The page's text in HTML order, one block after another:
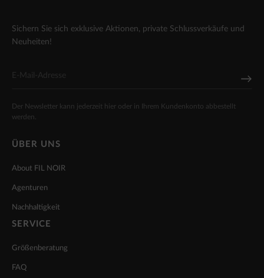
Sichern Sie sich exklusive Aktionen, private Schlussverkäufe und
Neuheiten!
Der Newsletter kann jederzeit hier oder in Ihrem Kundenkonto abbestellt
werden.
ÜBER UNS
About FIL NOIR
Agenturen
Nachhaltigkeit
SERVICE
Größenberatung
FAQ